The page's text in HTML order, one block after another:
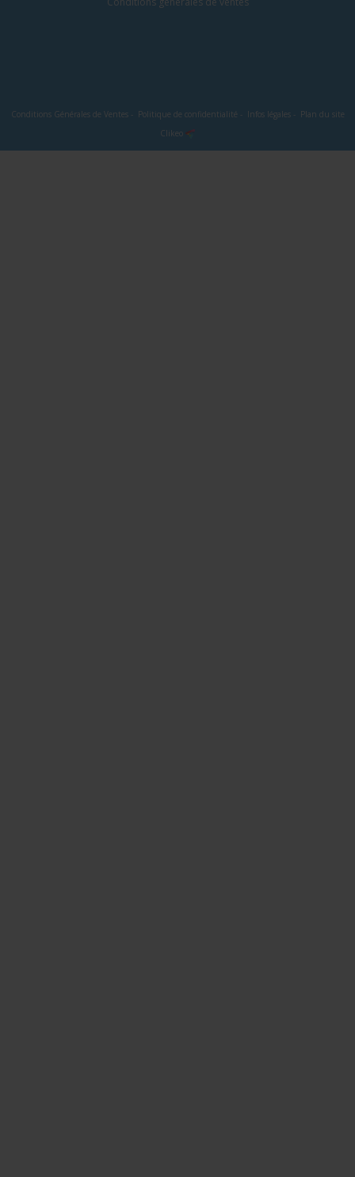
Conditions Générales de Ventes- Politique de confidentialité - Infos légales- Plan du site
Clikeo